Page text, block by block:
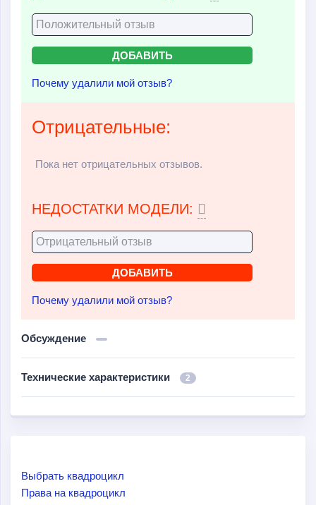
Почему удалили мой отзыв?
Отрицательные:
Пока нет отрицательных отзывов.
НЕДОСТАТКИ МОДЕЛИ:
Почему удалили мой отзыв?
Обсуждение
Технические характеристики 2
Выбрать квадроцикл
Права на квадроцикл